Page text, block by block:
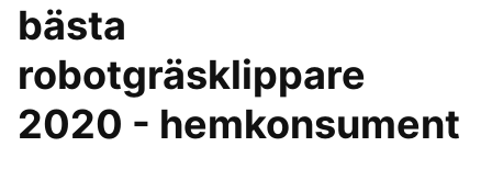
bästa
robotgräsklippare
2020 - hemkonsument